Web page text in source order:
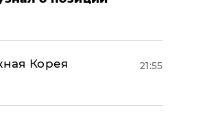
Корея
21:55